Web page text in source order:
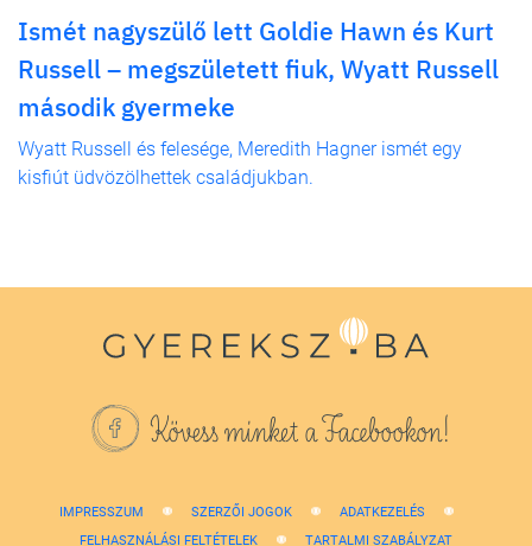
Ismét nagyszülő lett Goldie Hawn és Kurt
Russell – megszületett fiuk, Wyatt Russell
második gyermeke
Wyatt Russell és felesége, Meredith Hagner ismét egy
kisfiút üdvözölhettek családjukban.
Kövess minket a Facebookon!
IMPRESSZUM SZERZŐI JOGOK
ADATKEZELÉS
FELHASZNÁLÁSI FELTÉTELEK
TARTALMI SZABÁLYZAT